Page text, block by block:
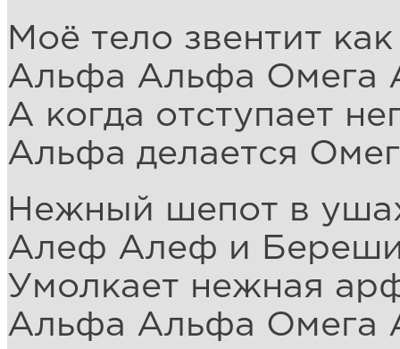
Моё тело звентит
Альфа Альфа Омега
А когда отступает
Альфа делается
Нежный шепот в
Алеф Алеф и
Умолкает нежная
Альфа Альфа Омега